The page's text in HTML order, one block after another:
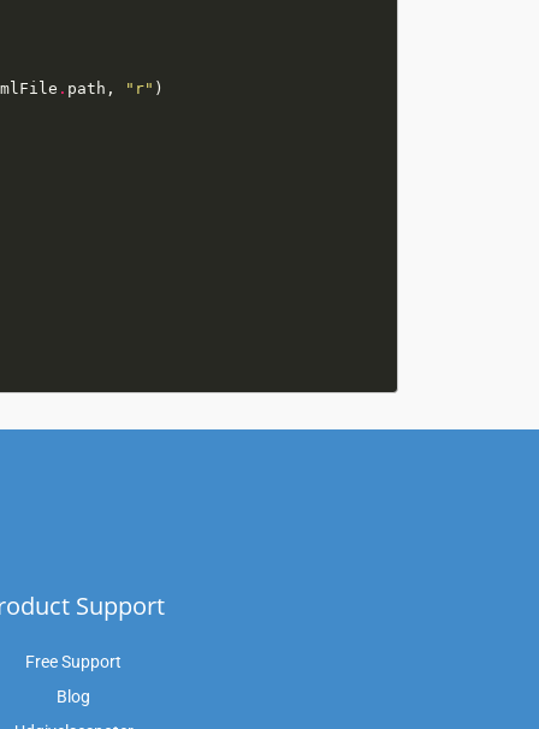
. path, "r"
Support
Free Support
Blog